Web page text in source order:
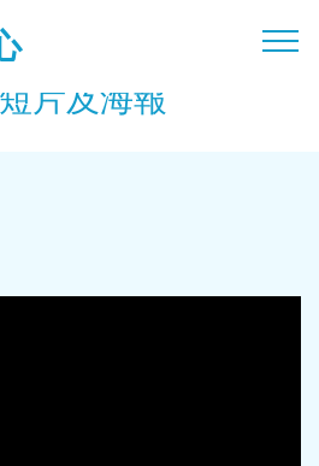
光愛中心光愛中心光愛 慈惠慈惠慈
片及海報